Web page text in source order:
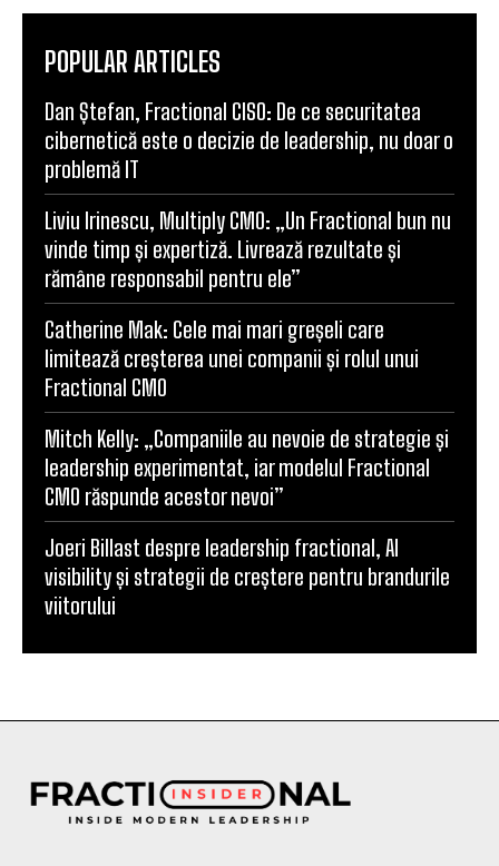
POPULAR ARTICLES
Dan Ștefan, Fractional CISO: De ce securitatea
cibernetică este o decizie de leadership, nu doar o
problemă IT
Liviu Irinescu, Multiply CMO: „Un Fractional bun nu
vinde timp și expertiză. Livrează rezultate și
rămâne responsabil pentru ele”
Catherine Mak: Cele mai mari greșeli care
limitează creșterea unei companii și rolul unui
Fractional CMO
Mitch Kelly: „Companiile au nevoie de strategie și
leadership experimentat, iar modelul Fractional
CMO răspunde acestor nevoi”
Joeri Billast despre leadership fractional, AI
visibility și strategii de creștere pentru brandurile
viitorului